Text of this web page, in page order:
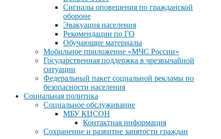
Сигналы оповещения по гражданской
обороне
Эвакуация населения
Рекомендации по ГО
Обучающие материалы
Мобильное приложение «МЧС России»
Государственная поддержка в чрезвычайной
ситуации
Федеральный пакет социальной рекламы по
безопасности населения
Социальная политика
Социальное обслуживание
МБУ КЦСОН
Контактная информация
Сохранение и развитие занятости граждан